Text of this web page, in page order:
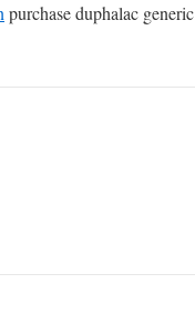
purchase duphalac generic